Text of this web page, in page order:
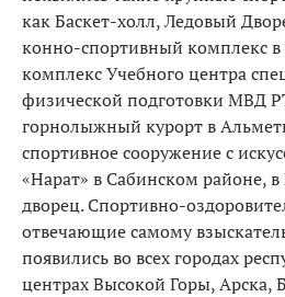
как Баскет-холл, Ледовый
конно-спортивный комплекс
комплекс Учебного центра
физической подготовки МВД
горнолыжный курорт в
спортивное сооружение с
«Нарат» в Сабинском районе,
дворец. Спортивно-
отвечающие самому
появились во всех городах
центрах Высокой Горы, Арска,